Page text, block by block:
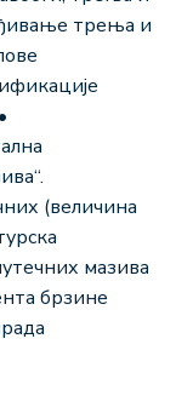
трења и
(величина
мазива
брзине